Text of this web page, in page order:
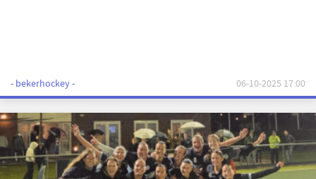
- bekerhockey - 06-10-2025 17:00